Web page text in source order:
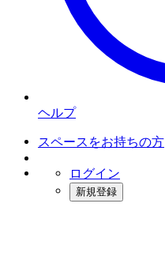
ヘルプ
スペースをお持ちの方
ログイン
新規登録